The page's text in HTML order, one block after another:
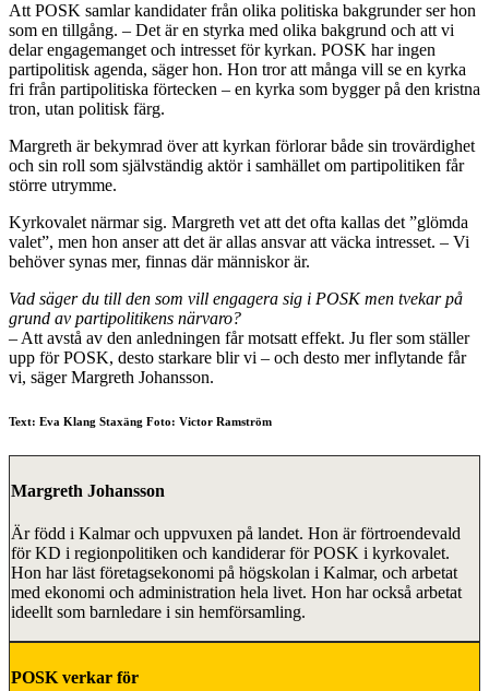
Att POSK samlarkandidater från olika politiska bakgrunder ser hon
som en tillgång. – Det är en styrka med olika bakgrund och att vi
delar engagemanget och intresset för kyrkan. POSK har ingen
partipolitisk agenda, säger hon. Hon tror att många vill se en kyrka
fri från partipolitiska förtecken – en kyrka som bygger på den kristna
tron, utan politisk färg.
Margreth är bekymrad över attkyrkan förlorar både sin trovärdighet
och sin roll som självständig aktör i samhället om partipolitiken får
större utrymme.
Kyrkovalet närmar sig. Margreth vet att det ofta kallas det ”glömda
valet”, men hon anser att det är allas ansvar att väcka intresset. – Vi
behöver synas mer, finnas där människor är.
Vad säger du till den som vill engagera sig i POSK men tvekar på
grund av partipolitikens närvaro?
– Att avstå av den anledningen får motsatt effekt. Ju fler som ställer
upp för POSK, desto starkare blir vi – och desto mer inflytande får
vi, säger Margreth Johansson.
Text: Eva Klang Staxäng Foto: Victor Ramström
Margreth Johansson
Är född i Kalmar och uppvuxen på landet. Hon är förtroendevald
för KD i regionpolitiken och kandiderar för POSK i kyrkovalet.
Hon har läst företagsekonomi på högskolan i Kalmar, och arbetat
med ekonomi och administration hela livet. Hon har också arbetat
ideellt som barnledare i sin hemförsamling.
POSK verkar för